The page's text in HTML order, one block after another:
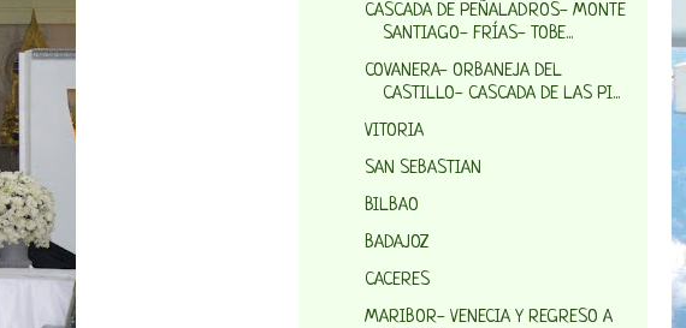
CASCADA DE PEÑALADROS- MONTE
SANTIAGO- FRÍAS- TOBE...
COVANERA- ORBANEJA DEL
CASTILLO- CASCADA DE LAS PI...
VITORIA
SAN SEBASTIAN
BILBAO
BADAJOZ
CACERES
MARIBOR- VENECIA Y REGRESO A